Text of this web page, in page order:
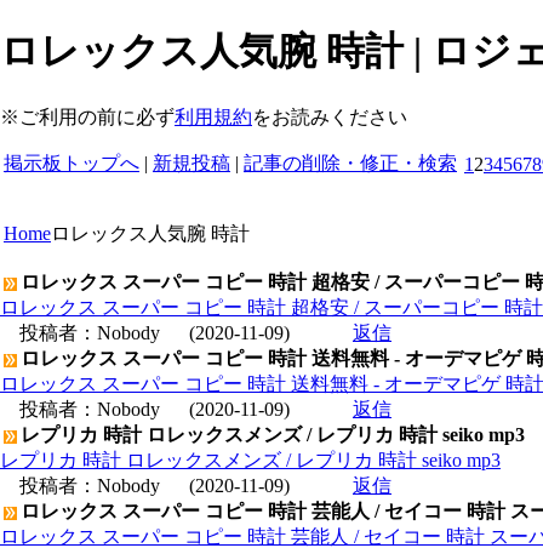
ロレックス人気腕 時計 | ロジ
※ご利用の前に必ず利用規約をお読みください
掲示板トップへ | 新規投稿 | 記事の削除・修正・検索 1 2345678
Homeロレックス人気腕 時計
ロレックス スーパー コピー 時計 超格安 / スーパーコピー
ロレックス スーパー コピー 時計 超格安 / スーパーコピー 時
投稿者： Nobody (2020-11-09)
返信
ロレックス スーパー コピー 時計 送料無料 - オーデマピゲ
ロレックス スーパー コピー 時計 送料無料 - オーデマピゲ 時
投稿者： Nobody (2020-11-09)
返信
レプリカ 時計 ロレックスメンズ / レプリカ 時計 seiko mp3
レプリカ 時計 ロレックスメンズ / レプリカ 時計 seiko mp3
投稿者： Nobody (2020-11-09)
返信
ロレックス スーパー コピー 時計 芸能人 / セイコー 時計 ス
ロレックス スーパー コピー 時計 芸能人 / セイコー 時計 スー